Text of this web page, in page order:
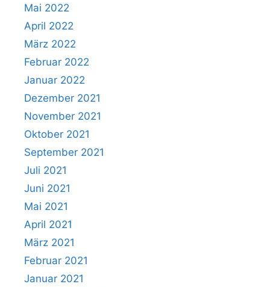
Mai 2022
April 2022
März 2022
Februar 2022
Januar 2022
Dezember 2021
November 2021
Oktober 2021
September 2021
Juli 2021
Juni 2021
Mai 2021
April 2021
März 2021
Februar 2021
Januar 2021